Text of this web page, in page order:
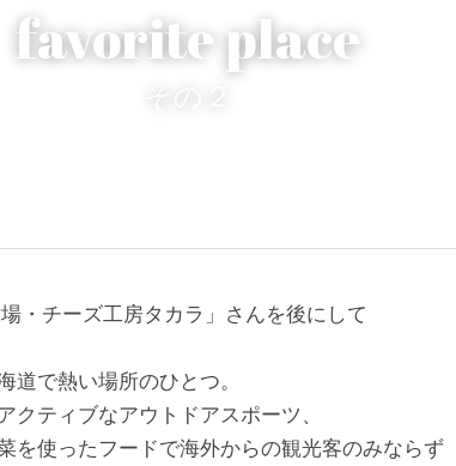
favorite place
・チーズ工房タカラ」さんを後にして
道で熱い場所のひとつ。
ティブなアウトドアスポーツ、
を使ったフードで海外からの観光客のみならず